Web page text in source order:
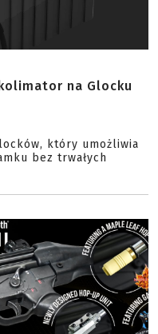
na Glocku
który umożliwia
bez trwałych